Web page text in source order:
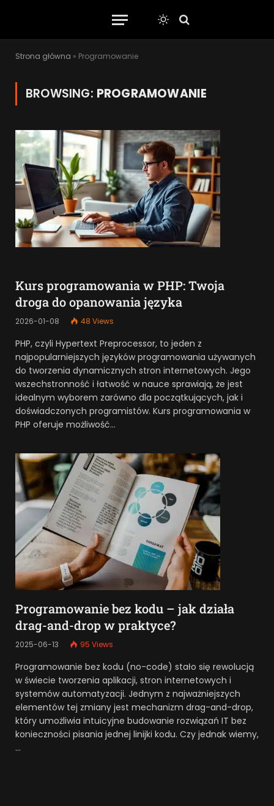
Strona główna » Programowanie
BROWSING: PROGRAMOWANIE
Kurs programowania w PHP: Twoja
droga do opanowania języka
2026-01-08 48 Views
PHP, czyli Hypertext Preprocessor, to jeden z
najpopularniejszych języków programowania używanych
do tworzenia dynamicznych stron internetowych. Jego
wszechstronność i łatwość w nauce sprawiają, że jest
idealnym wyborem zarówno dla początkujących, jak i
doświadczonych programistów. Kurs programowania w
PHP oferuje możliwość…
Programowanie bez kodu – jak działa
drag-and-drop w praktyce?
2025-06-13 95 Views
Programowanie bez kodu (no-code) stało się rewolucją
w świecie tworzenia aplikacji, stron internetowych i
systemów automatyzacji. Jednym z najważniejszych
elementów tej zmiany jest mechanizm drag-and-drop,
który umożliwia intuicyjne budowanie rozwiązań IT bez
konieczności pisania jednej linijki kodu. Czy jednak wiemy,
…